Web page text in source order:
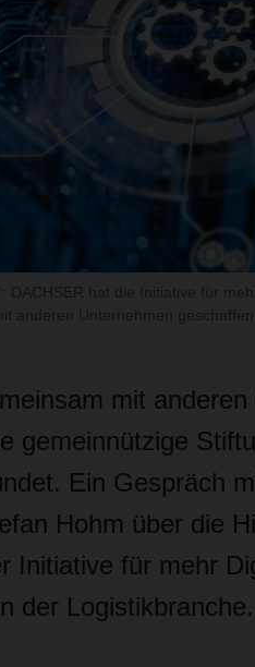
mit
gemeinnützige
Ein Gespräch
Hohm über die
Initiative für mehr
der Logistikbranche.